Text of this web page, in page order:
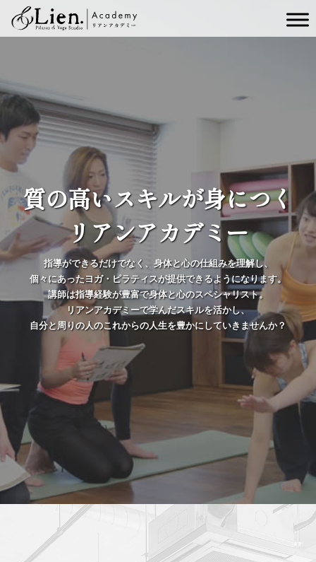
メインナビゲーション
質の高いスキルが身につく
リアンアカデミー
指導ができるだけでなく、身体と心の仕組みを理解し、
個々にあったヨガ・ピラティスが提供できるようになります。
講師は指導経験が豊富で身体と心のスペシャリスト。
リアンアカデミーで学んだスキルを活かし、
自分と周りの人のこれからの人生を豊かにしていきませんか？